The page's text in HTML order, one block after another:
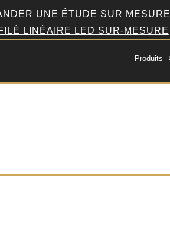
UNE ÉTUDE SUR MESURE
LINÉAIRE LED SUR-MESURE
Produits